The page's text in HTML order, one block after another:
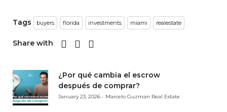
Tags buyers florida investments miami realestate
Share with
¿Por qué cambia el escrow
después de comprar?
January 23, 2026 - Marcelo Guzman Real Estate